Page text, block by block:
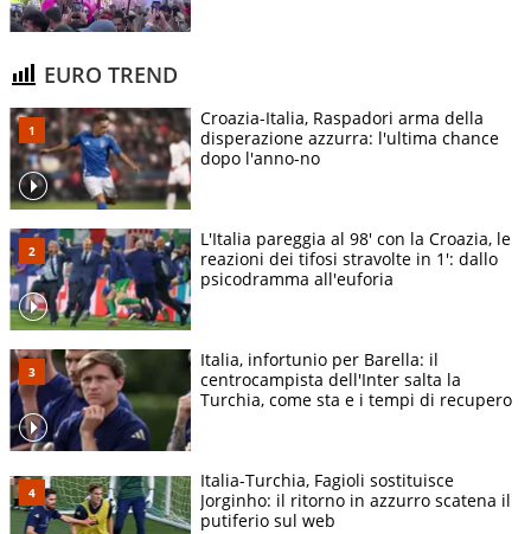
EURO TREND
Croazia-Italia, Raspadori arma della
disperazione azzurra: l'ultima chance
dopo l'anno-no
L'Italia pareggia al 98' con la Croazia, le
reazioni dei tifosi stravolte in 1': dallo
psicodramma all'euforia
Italia, infortunio per Barella: il
centrocampista dell'Inter salta la
Turchia, come sta e i tempi di recupero
Italia-Turchia, Fagioli sostituisce
Jorginho: il ritorno in azzurro scatena il
putiferio sul web